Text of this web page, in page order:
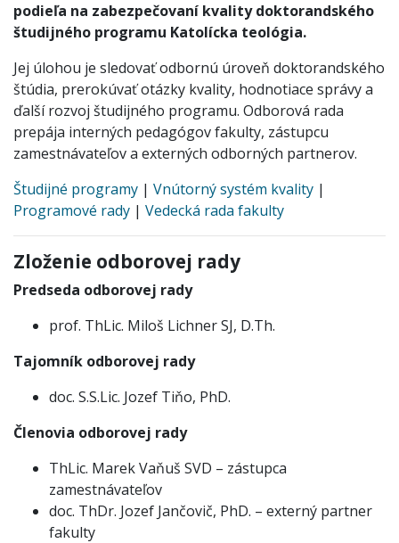
podieľa na zabezpečovaní kvality doktorandského
študijného programu Katolícka teológia.
Jej úlohou je sledovať odbornú úroveň doktorandského
štúdia, prerokúvať otázky kvality, hodnotiace správy a
ďalší rozvoj študijného programu. Odborová rada
prepája interných pedagógov fakulty, zástupcu
zamestnávateľov a externých odborných partnerov.
Študijné programy | Vnútorný systém kvality |
Programové rady | Vedecká rada fakulty
Zloženie odborovej rady
Predseda odborovej rady
prof. ThLic. Miloš Lichner SJ, D.Th.
Tajomník odborovej rady
doc. S.S.Lic. Jozef Tiňo, PhD.
Členovia odborovej rady
ThLic. Marek Vaňuš SVD – zástupca
zamestnávateľov
doc. ThDr. Jozef Jančovič, PhD. – externý partner
fakulty